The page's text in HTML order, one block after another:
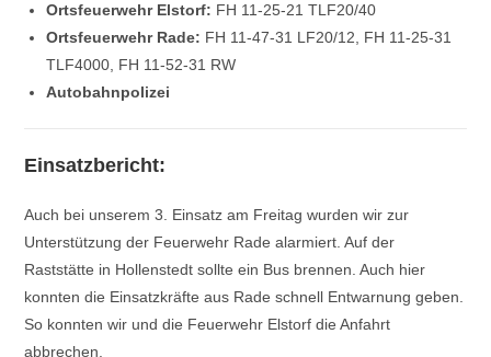
Ortsfeuerwehr Elstorf: FH 11-25-21 TLF20/40
Ortsfeuerwehr Rade: FH 11-47-31 LF20/12, FH 11-25-31
TLF4000, FH 11-52-31 RW
Autobahnpolizei
Einsatzbericht:
Auch bei unserem 3. Einsatz am Freitag wurden wir zur
Unterstützung der Feuerwehr Rade alarmiert. Auf der
Raststätte in Hollenstedt sollte ein Bus brennen. Auch hier
konnten die Einsatzkräfte aus Rade schnell Entwarnung geben.
So konnten wir und die Feuerwehr Elstorf die Anfahrt
abbrechen.